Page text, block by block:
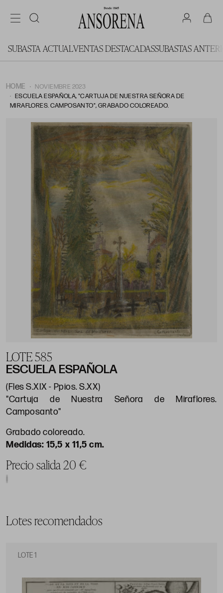
SUBASTA ACTUALVENTAS DESTACADASSUBASTAS
HOME
NOVIEMBRE 2023
ESCUELA ESPAÑOLA, "CARTUJA DE NUESTRA SEÑORA DE
MIRAFLORES. CAMPOSANTO", GRABADO COLOREADO.
LOTE 585
ESCUELA ESPAÑOLA
(Fles S.XIX - Ppios. S.XX)
"Cartuja de Nuestra Señora de Miraflores.
Camposanto"
Grabado coloreado.
15,5 x 11,5 cm.
Precio salida 20 €
Lotes recomendados
LOTE 1